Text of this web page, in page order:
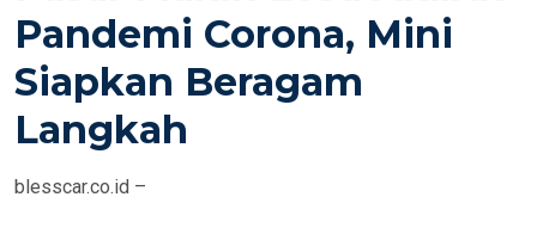
E
D
Pandemi Corona, Mini
Siapkan Beragam
Langkah
blesscar.co.id –